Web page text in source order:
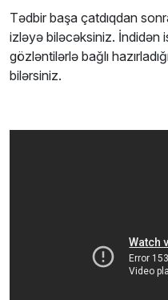
Tədbir başa çatdıqdan
izləyə biləcəksiniz. İndidən
gözləntilərlə bağlı
bilərsiniz.